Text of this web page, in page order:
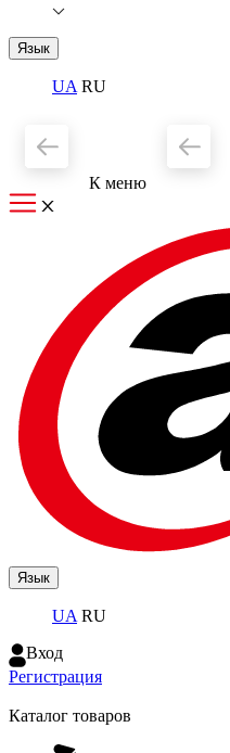
Язык
UA RU
К меню
Язык
UA RU
Вход
Регистрация
Каталог товаров